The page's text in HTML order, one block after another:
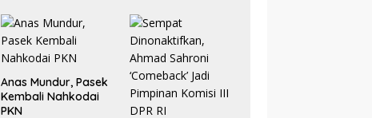
Jadi Perhatian
Publik di Rakerwil
NasDem
Anas Mundur, Pasek
Kembali Nahkodai
PKN